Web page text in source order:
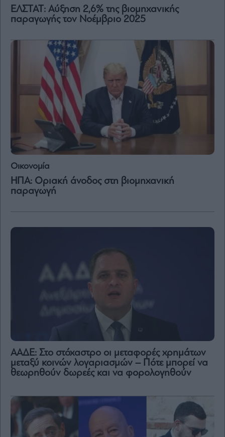
ΕΛΣΤΑΤ: Αύξηση 2,6% της βιομηχανικής
παραγωγής τον Νοέμβριο 2025
Οικονομία
ΗΠΑ: Οριακή άνοδος στη βιομηχανική
παραγωγή
ΑΑΔΕ: Στο στόχαστρο οι μεταφορές χρημάτων
μεταξύ κοινών λογαριασμών – Πότε μπορεί να
θεωρηθούν δωρεές και να φορολογηθούν